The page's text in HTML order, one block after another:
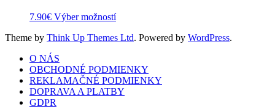
na
7.90€ Výber možnostíTento
má
Možnosti
si
môžete
Theme by Think Up Themes Ltd. Powered by WordPress.
O NÁS
OBCHODNÉ PODMIENKY
REKLAMAČNÉ PODMIENKY
DOPRAVA A PLATBY
GDPR